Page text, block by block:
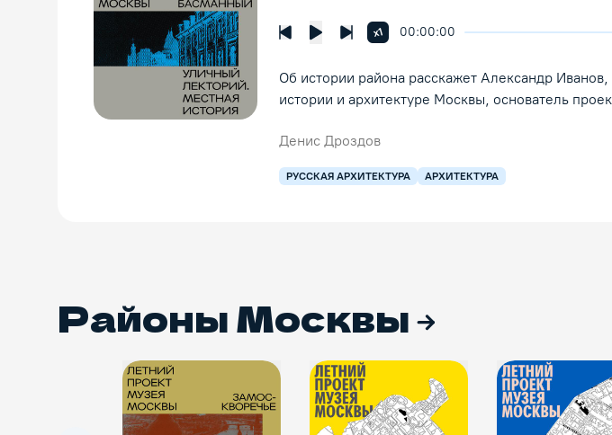
00:00:00
Предыдущая лекцияСледующая лекция
x1Увеличить скорость воспроизведения
Об истории района расскажет Александр
истории и архитектуре Москвы, основатель
Денис Дроздов
РУССКАЯ АРХИТЕКТУРА АРХИТЕКТУРА
Районы Москвы